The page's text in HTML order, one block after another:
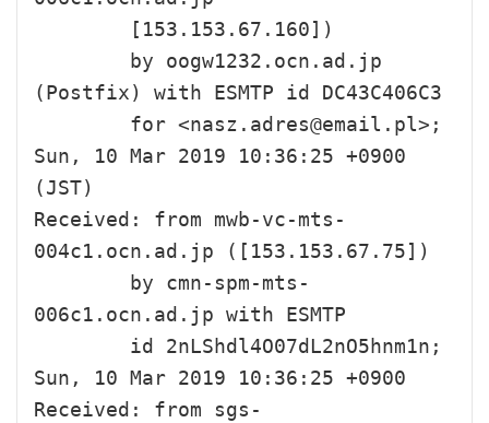
(Postfix) with ESMTP id DC43C406C3
Sun, 10 Mar 2019 10:36:25 +0900
(JST)
Received: from mwb-vc-mts-
004c1.ocn.ad.jp ([153.153.67.75])
006c1.ocn.ad.jp with ESMTP
Sun, 10 Mar 2019 10:36:25 +0900
Received: from sgs-